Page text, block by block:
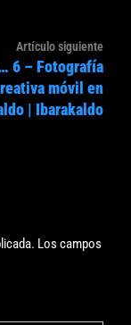
Artículo siguiente
6 – Fotografía
móvil en
| Ibarakaldo
Los campos